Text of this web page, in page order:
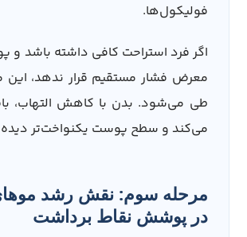
فولیکول‌ها.
اگر فرد استراحت کافی داشته باشد و
معرض فشار مستقیم قرار ندهد، این
طی می‌شود. بدن با کاهش التهاب،
می‌کند و سطح پوست یکنواخت‌تر
مرحله سوم: نقش رشد
در پوشش نقاط برداشت